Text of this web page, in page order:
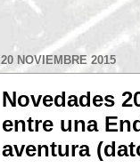
20 NOVIEMBRE 2015
Novedades
entre una
aventura